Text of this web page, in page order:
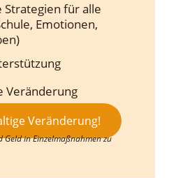
Strategien für alle
Emotionen,
Veränderung
Veränderung!
in Einzelmaßnahmen zu